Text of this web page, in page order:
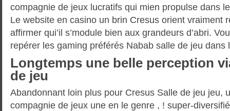
compagnie de jeux lucratifs qui mien propulse dans
Le website en casino un brin Cresus orient vraiment
affirmer qui’il s’module bien aux grandeurs d’abri.
repérer les gaming préférés Nabab salle de jeu dans
Longtemps une belle perception
de jeu
Abandonnant loin plus pour Cresus Salle de jeu jeu,
compagnie de jeux une en le genre , ! super-